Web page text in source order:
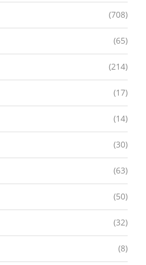
(708)
(65)
(214)
(17)
(14)
(30)
(63)
(50)
(32)
(8)